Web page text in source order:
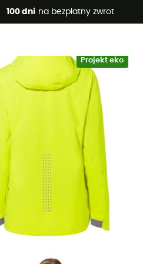
100 dni na bezpłatny zwrot
przy zakupie 2
Projekt eko